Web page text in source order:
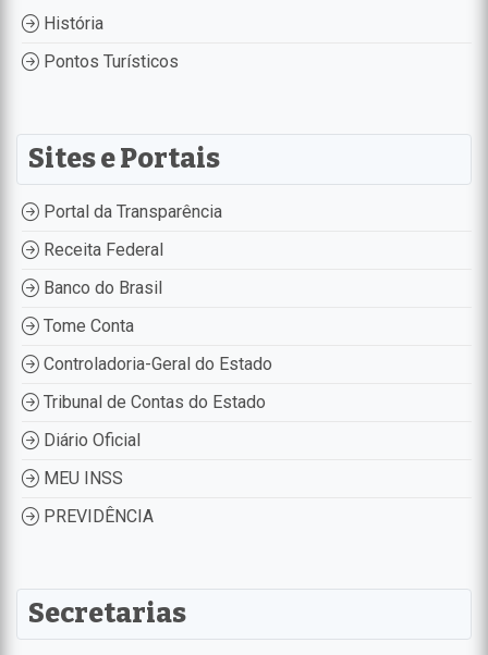
História
Pontos Turísticos
Sites e Portais
Portal da Transparência
Receita Federal
Banco do Brasil
Tome Conta
Controladoria-Geral do Estado
Tribunal de Contas do Estado
Diário Oficial
MEU INSS
PREVIDÊNCIA
Secretarias